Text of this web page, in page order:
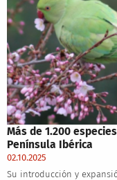
Más de 1.200
Península Ibérica
02.10.2025
Su introducción y